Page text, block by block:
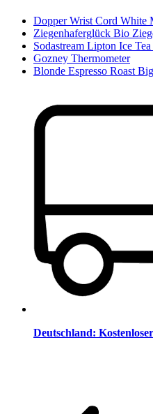
Dopper Wrist Cord White
Ziegenhaferglück Bio
Sodastream Lipton Ice
Gozney Thermometer
Blonde Espresso Roast
Deutschland: